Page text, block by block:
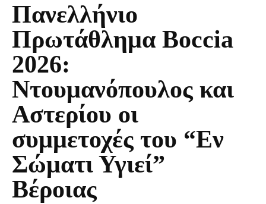
Πανελλήνιο
Πρωτάθλημα Boccia
2026:
Ντουμανόπουλος και
Αστερίου οι
συμμετοχές του “Εν
Σώματι Υγιεί”
Βέροιας